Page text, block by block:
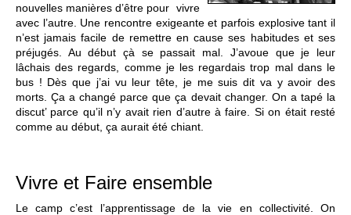
nouvelles manières d’être pour vivre
avec l’autre. Une rencontre exigeante et parfois explosive tant il
n’est jamais facile de remettre en cause ses habitudes et ses
préjugés. Au début çà se passait mal. J’avoue que je leur
lâchais des regards, comme je les regardais trop mal dans le
bus ! Dès que j’ai vu leur tête, je me suis dit va y avoir des
morts. Ça a changé parce que ça devait changer. On a tapé la
discut’ parce qu’il n’y avait rien d’autre à faire. Si on était resté
comme au début, ça aurait été chiant.
Vivre et Faire ensemble
Le camp c’est l’apprentissage de la vie en collectivité. On